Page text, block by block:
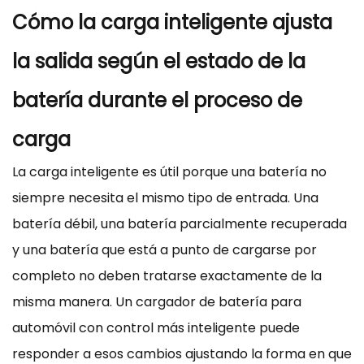
Cómo la carga inteligente ajusta
la salida según el estado de la
batería durante el proceso de
carga
La carga inteligente es útil porque una batería no
siempre necesita el mismo tipo de entrada. Una
batería débil, una batería parcialmente recuperada
y una batería que está a punto de cargarse por
completo no deben tratarse exactamente de la
misma manera. Un cargador de batería para
automóvil con control más inteligente puede
responder a esos cambios ajustando la forma en que